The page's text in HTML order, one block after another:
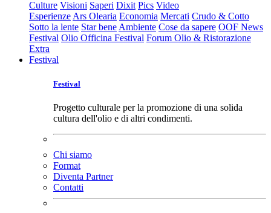
Culture Visioni Saperi Dixit Pics Video
Esperienze Ars Olearia Economia Mercati Crudo & Cotto
Sotto la lente Star bene Ambiente Cose da sapere OOF News
Festival Olio Officina Festival Forum Olio & Ristorazione
Extra
Festival
Festival
Progetto culturale per la promozione di una solida
cultura dell'olio e di altri condimenti.
Chi siamo
Format
Diventa Partner
Contatti